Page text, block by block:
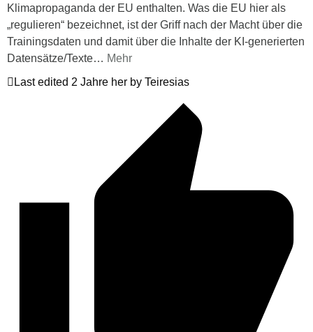
Klimapropaganda der EU enthalten. Was die EU hier als
„regulieren“ bezeichnet, ist der Griff nach der Macht über die
Trainingsdaten und damit über die Inhalte der KI-generierten
Datensätze/Texte… Mehr
Last edited 2 Jahre her by Teiresias